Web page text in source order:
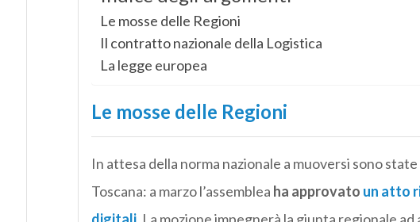
Le mosse delle Regioni
Il contratto nazionale della Logistica
La legge europea
Le mosse delle Regioni
In attesa della norma nazionale a muoversi sono
Toscana: a marzo l’assemblea ha approvato un atto